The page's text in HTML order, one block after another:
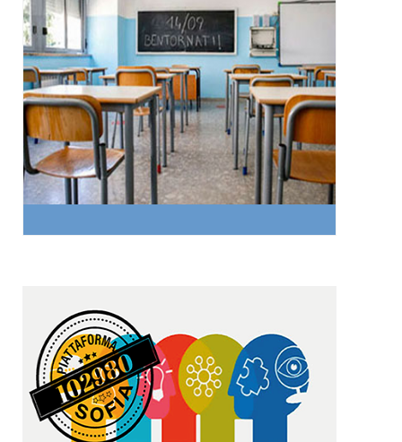
CLASSI in FORMAZIONE
Attività progettate per integrarsi direttamente nella
programmazione didattica, gestite dai docenti nel corso
dell’anno scolastico e arricchite dal supporto di ricercatori
esperti in diversi ambiti scientifici e formativi.
SCOPRI TUTTE LE TEMATICHE e REGISTRA LA TUA
CLASSE
WEBINAR DOCENTI
Educazione all'Oceano attraverso le STEM:
Dalla Ricerca Scientifica alla Classe